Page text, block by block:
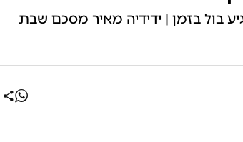
בול בזמן | ידידיה מאיר מסכם שבת